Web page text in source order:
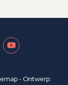
- Ontwerp: